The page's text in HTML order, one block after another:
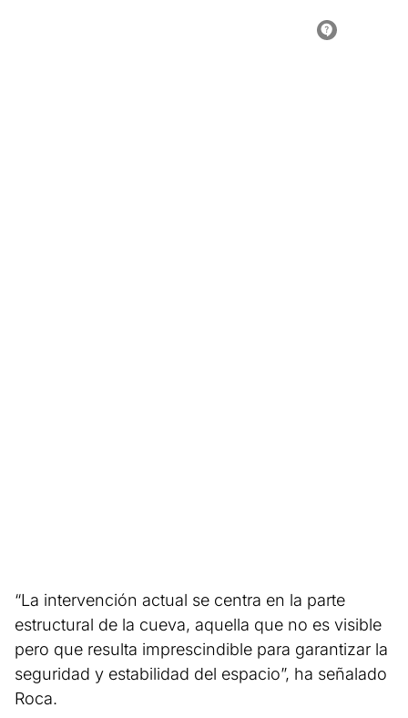
“La intervención actual se centra en la parte
estructural de la cueva, aquella que no es visible
pero que resulta imprescindible para garantizar la
seguridad y estabilidad del espacio”, ha señalado
Roca.